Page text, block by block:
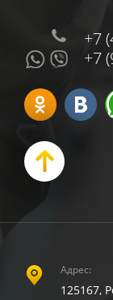
+7
+7
Адрес:
125167,